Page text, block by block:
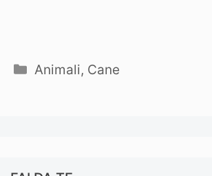
Categorie
Animali, Cane